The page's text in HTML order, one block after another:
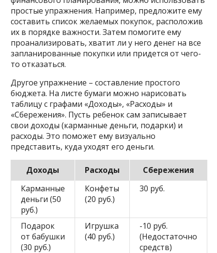
простые упражнения. Например, предложите ему
составить список желаемых покупок, расположив
их в порядке важности. Затем помогите ему
проанализировать, хватит ли у него денег на все
запланированные покупки или придется от чего-
то отказаться.
Другое упражнение – составление простого
бюджета. На листе бумаги можно нарисовать
таблицу с графами «Доходы», «Расходы» и
«Сбережения». Пусть ребенок сам записывает
свои доходы (карманные деньги, подарки) и
расходы. Это поможет ему визуально
представить, куда уходят его деньги.
Доходы Расходы
Сбережения
Карманные
деньги (50
руб.)
Конфеты
(20 руб.)
30 руб.
Подарок
от бабушки
(30 руб.)
Игрушка
(40 руб.)
-10 руб.
(Недостаточно
средств)